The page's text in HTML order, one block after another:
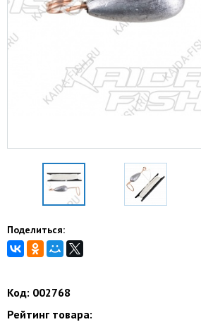
Поделиться:
Код: 002768
Рейтинг товара: